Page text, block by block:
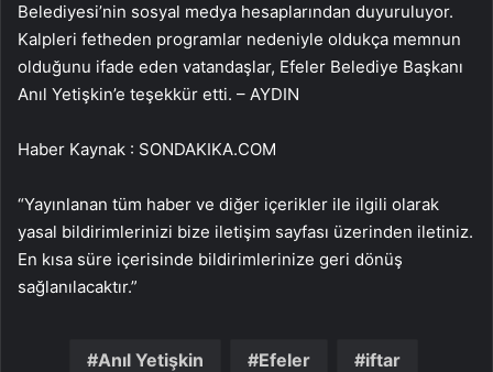
Belediyesi’nin sosyal medya hesaplarından duyuruluyor.
Kalpleri fetheden programlar nedeniyle oldukça memnun
olduğunu ifade eden vatandaşlar, Efeler Belediye Başkanı
Anıl Yetişkin’e teşekkür etti. – AYDIN
Haber Kaynak : SONDAKIKA.COM
“Yayınlanan tüm haber ve diğer içerikler ile ilgili olarak
yasal bildirimlerinizi bize iletişim sayfası üzerinden iletiniz.
En kısa süre içerisinde bildirimlerinize geri dönüş
sağlanılacaktır.”
Anıl Yetişkin Efeler iftar